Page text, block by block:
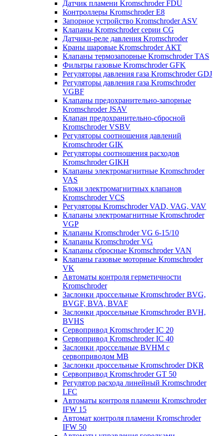
Датчик пламени Kromschroder FDU
Контроллеры Kromschroder E8
Запорное устройство Kromschroder ASV
Клапаны Kromschroder серии CG
Датчики-реле давления Kromschroder
Краны шаровые Kromschroder АКТ
Клапаны термозапорные Kromschroder TAS
Фильтры газовые Kromschroder GFK
Регуляторы давления газа Kromschroder GDJ
Регуляторы давления газа Kromschroder
VGBF
Клапаны предохранительно-запорные
Kromschroder JSAV
Клапан предохранительно-сбросной
Kromschroder VSBV
Регуляторы соотношения давлений
Kromschroder GIK
Регуляторы соотношения расходов
Kromschroder GIKH
Клапаны электромагнитные Kromschroder
VAS
Блоки электромагнитных клапанов
Kromschroder VCS
Регуляторы Kromschroder VAD, VAG, VAV
Клапаны электромагнитные Kromschroder
VGP
Клапаны Kromschroder VG 6-15/10
Клапаны Kromschroder VG
Клапаны сбросные Kromschroder VAN
Клапаны газовые моторные Kromschroder
VK
Автоматы контроля герметичности
Kromschroder
Заслонки дроссельные Kromschroder BVG,
BVGF, BVA, BVAF
Заслонки дроссельные Kromschroder BVH,
BVHS
Сервопривод Kromschroder IC 20
Сервопривод Kromschroder IC 40
Заслонки дроссельные BVHM с
сервоприводом МВ
Заслонки дроссельные Kromschroder DKR
Cервопривод Kromschroder GT 50
Регулятор расхода линейный Kromschroder
LFC
Автоматы контроля пламени Kromschroder
IFW 15
Автомат контроля пламени Kromschroder
IFW 50